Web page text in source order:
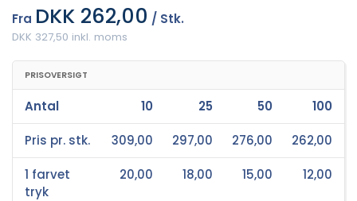
Fra DKK 262,00 / Stk.
DKK 327,50 inkl. moms
PRISOVERSIGT
Antal 10 25 50 100
Pris pr. stk. 309,00 297,00 276,00 262,00
1 farvet
tryk
20,00 18,00 15,00 12,00